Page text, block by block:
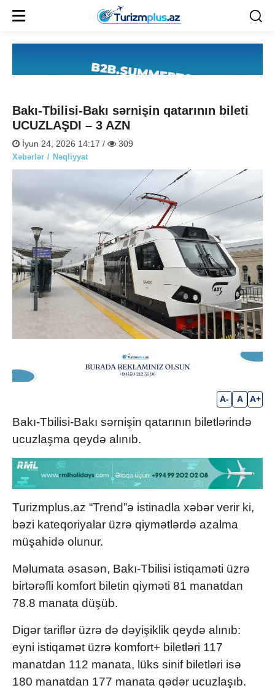
Bakı-Tbilisi-Bakı sərnişin qatarının bileti
UCUZLAŞDI – 3 AZN
İyun 24, 2026 14:17 / 309
Xəbərlər Nəqliyyat
A- A A+
Bakı-Tbilisi-Bakı sərnişin qatarının biletlərində
ucuzlaşma qeydə alınıb.
Turizmplus.az “Trend”ə istinadla xəbər verir ki,
bəzi kateqoriyalar üzrə qiymətlərdə azalma
müşahidə olunur.
Məlumata əsasən, Bakı-Tbilisi istiqaməti üzrə
birtərəfli komfort biletin qiyməti 81 manatdan
78.8 manata düşüb.
Digər tariflər üzrə də dəyişiklik qeydə alınıb:
eyni istiqamət üzrə komfort+ biletləri 117
manatdan 112 manata, lüks sinif biletləri isə
180 manatdan 177 manata qədər ucuzlaşıb.